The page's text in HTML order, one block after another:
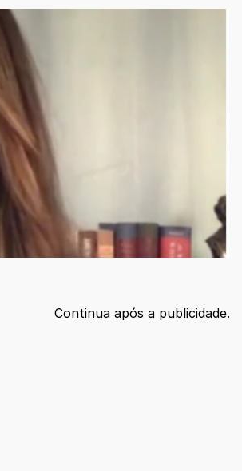
Continua após a publicidade.